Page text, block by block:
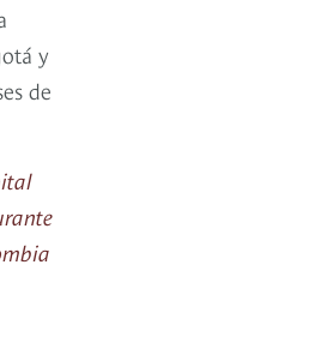
y
de